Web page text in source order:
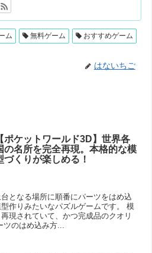
ム 無料ゲーム おすすめゲーム
はないちご
【ポケットワールド3D】世界各
の名所を完全再現。本格的な模
づくりが楽しめる！
となる場所に順番にパーツをはめ込
作りみたいなパズルゲームです。 模
現されていて、かつ完成品のクオリ
のはめ込み方...